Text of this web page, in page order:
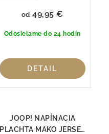
Odosielame do 24 hodín
od 49,95 €
DETAIL
JOOP! NAPÍNACIA
PLACHTA MAKO JERSEY